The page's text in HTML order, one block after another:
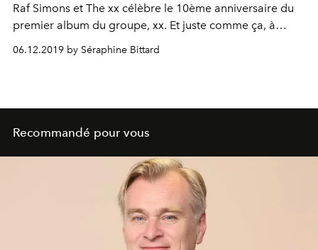
Raf Simons et The xx célèbre le 10ème anniversaire du
premier album du groupe, xx. Et juste comme ça, à
temps pour Noël...
06.12.2019 by Séraphine Bittard
Recommandé pour vous